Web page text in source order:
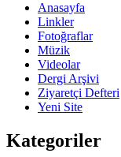
Anasayfa
Linkler
Fotoğraflar
Müzik
Videolar
Dergi Arşivi
Ziyaretçi Defteri
Yeni Site
Kategoriler